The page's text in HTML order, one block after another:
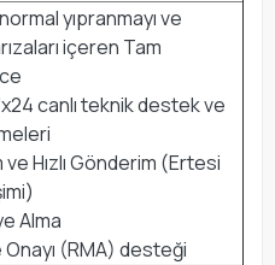
normal yıpranmayı ve
içeren Tam
canlı teknik destek ve
Hızlı Gönderim (Ertesi
Alma
(RMA) desteği